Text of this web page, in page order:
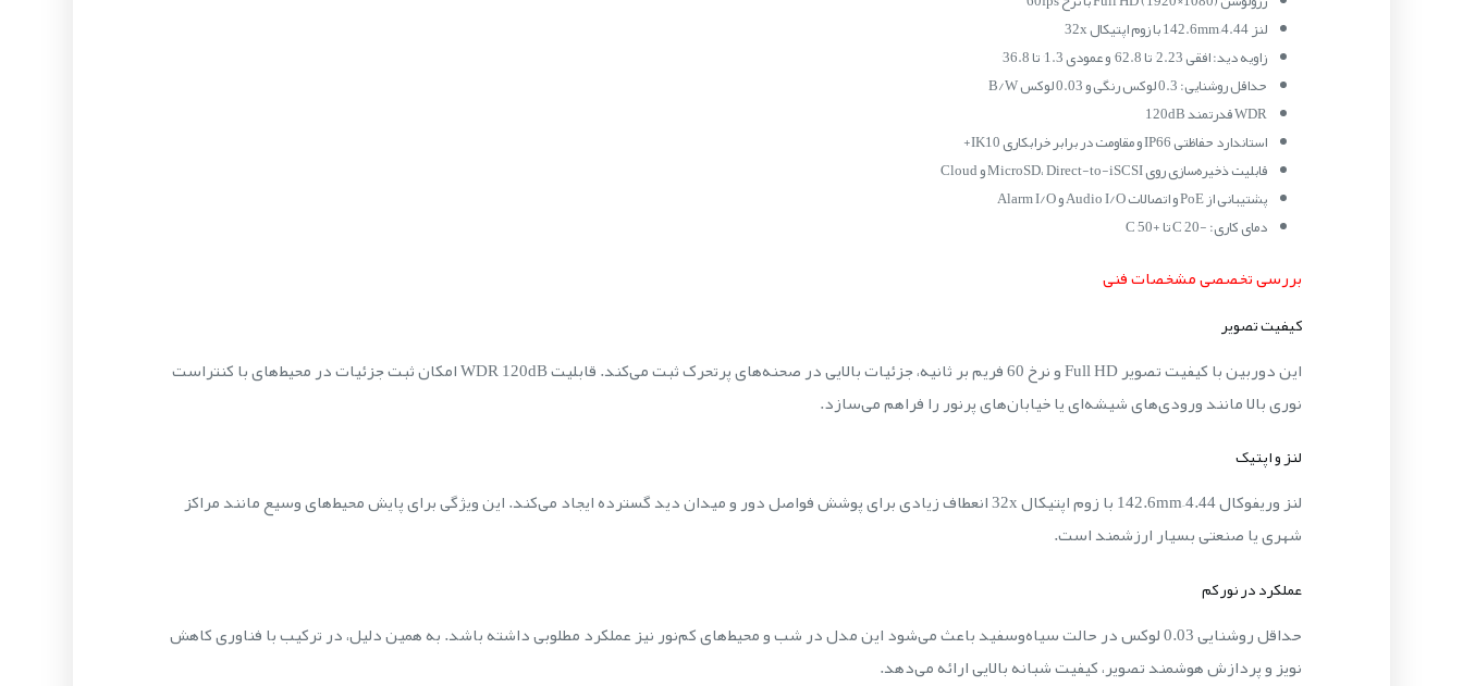
لنز 4.44–142.6mm با زوم اپتیکال 32x
زاویه دید: افقی 2.23° تا 62.8° و عمودی 1.3° تا 36.8°
حداقل روشنایی: 0.3 لوکس رنگی و 0.03 لوکس B/W
WDR قدرتمند 120dB
استاندارد حفاظتی IP66 و مقاومت در برابر خرابکاری IK10+
قابلیت ذخیره‌سازی روی MicroSD، Direct-to-iSCSI و Cloud
پشتیبانی از PoE و اتصالات Audio I/O و Alarm I/O
دمای کاری: -20°C تا +50°C
بررسی تخصصی مشخصات فنی
کیفیت تصویر
این دوربین با کیفیت تصویر Full HD و نرخ 60 فریم بر ثانیه، جزئیات بالایی در صحنه‌های پرتحرک ثبت می‌کند. قابلیت WDR 120dB امکان ثبت جزئیات در محیط‌های با کنتراست
نوری بالا مانند ورودی‌های شیشه‌ای یا خیابان‌های پرنور را فراهم می‌سازد.
لنز و اپتیک
لنز وریفوکال 4.44–142.6mm با زوم اپتیکال 32x انعطاف زیادی برای پوشش فواصل دور و میدان دید گسترده ایجاد می‌کند. این ویژگی برای پایش محیط‌های وسیع مانند مراکز
شهری یا صنعتی بسیار ارزشمند است.
عملکرد در نور کم
حداقل روشنایی 0.03 لوکس در حالت سیاه‌وسفید باعث می‌شود این مدل در شب و محیط‌های کم‌نور نیز عملکرد مطلوبی داشته باشد. به همین دلیل، در ترکیب با فناوری کاهش
نویز و پردازش هوشمند تصویر، کیفیت شبانه بالایی ارائه می‌دهد.